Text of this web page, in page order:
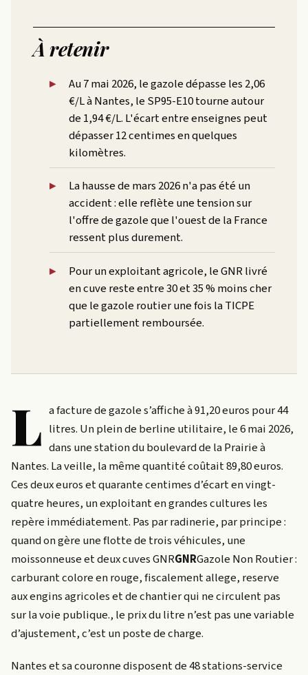
À retenir
Au 7 mai 2026, le gazole dépasse les 2,06
€/L à Nantes, le SP95-E10 tourne autour
de 1,94 €/L. L'écart entre enseignes peut
dépasser 12 centimes en quelques
kilomètres.
La hausse de mars 2026 n'a pas été un
accident : elle reflète une tension sur
l'offre de gazole que l'ouest de la France
ressent plus durement.
Pour un exploitant agricole, le GNR livré
en cuve reste entre 30 et 35 % moins cher
que le gazole routier une fois la TICPE
partiellement remboursée.
L a facture de gazole s’affiche à 91,20 euros pour 44
litres. Un plein de berline utilitaire, le 6 mai 2026,
dans une station du boulevard de la Prairie à
Nantes. La veille, la même quantité coûtait 89,80 euros.
Ces deux euros et quarante centimes d’écart en vingt-
quatre heures, un exploitant en grandes cultures les
repère immédiatement. Pas par radinerie, par principe :
quand on gère une flotte de trois véhicules, une
moissonneuse et deux cuvesGNRGNRGazole Non Routier :
carburant colore en rouge, fiscalement allege, reserve
aux engins agricoles et de chantier qui ne circulent pas
sur la voie publique., le prix du litre n’est pas une variable
d’ajustement, c’est un poste de charge.
Nantes et sa couronne disposent de 48 stations-service